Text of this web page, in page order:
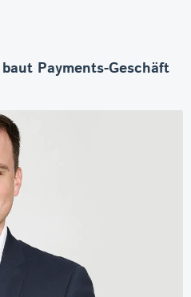
Payments-Geschäft